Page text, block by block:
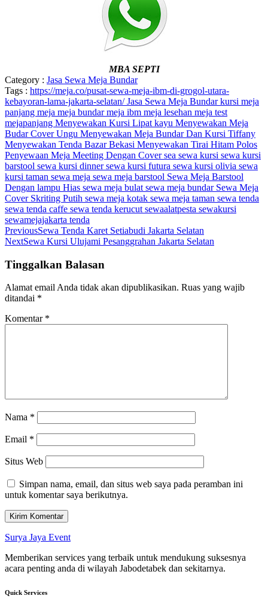
MBA SEPTI
Category : Jasa Sewa Meja Bundar
Tags : https://meja.co/pusat-sewa-meja-ibm-di-grogol-utara-
kebayoran-lama-jakarta-selatan/Jasa Sewa Meja Bundarkursi meja
panjang meja meja bundarmeja ibm meja lesehan meja test
mejapanjang Menyewakan Kursi Lipat kayu Menyewakan Meja
Budar Cover Ungu Menyewakan Meja Bundar Dan Kursi Tiffany
Menyewakan Tenda Bazar Bekasi Menyewakan Tirai Hitam Polos
Penyewaan Meja Meeting Dengan Coversea sewa kursi sewa kursi
barstool sewa kursi dinnersewa kursi futura sewa kursi olivia sewa
kursi taman sewa meja sewa meja barstool Sewa Meja Barstool
Dengan lampu Hias sewa meja bulat sewa meja bundar Sewa Meja
Cover Skriting Putih sewa meja kotak sewa meja taman sewa tenda
sewa tenda caffe sewa tenda kerucut sewaalatpesta sewakursi
sewamejajakarta tenda
PreviousSewa Tenda Karet Setiabudi Jakarta Selatan
NextSewa Kursi Ulujami Pesanggrahan Jakarta Selatan
Tinggalkan Balasan
Alamat email Anda tidak akan dipublikasikan. Ruas yang wajib
ditandai *
Komentar *
Nama *
Email *
Situs Web
Simpan nama, email, dan situs web saya pada peramban ini
untuk komentar saya berikutnya.
Surya Jaya Event
Memberikan services yang terbaik untuk mendukung suksesnya
acara penting anda di wilayah Jabodetabek dan sekitarnya.
Quick Services